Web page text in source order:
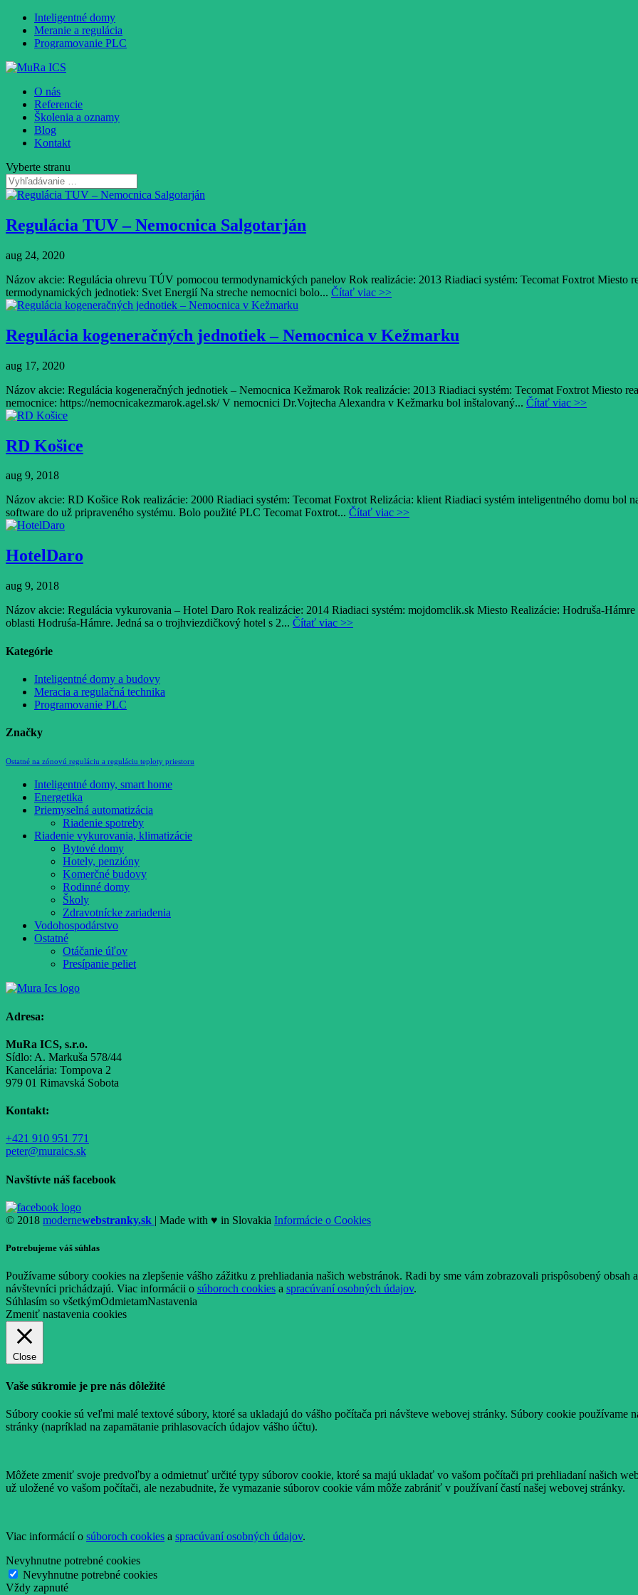
Inteligentné domy
Meranie a regulácia
Programovanie PLC
O nás
Referencie
Školenia a oznamy
Blog
Kontakt
Vyberte stranu
Regulácia TUV – Nemocnica Salgotarján
aug 24, 2020
Názov akcie: Regulácia ohrevu TÚV pomocou termodynamických panelov Rok realizácie: 2013 Riadiaci systém: Tecomat Foxtrot
termodynamických jednotiek: Svet Energií Na streche nemocnici bolo... Čítať viac >>
Regulácia kogeneračných jednotiek – Nemocnica v Kežmarku
aug 17, 2020
Názov akcie: Regulácia kogeneračných jednotiek – Nemocnica Kežmarok Rok realizácie: 2013 Riadiaci systém: Tecomat Foxtrot Miesto
nemocnice: https://nemocnicakezmarok.agel.sk/ V nemocnici Dr.Vojtecha Alexandra v Kežmarku bol inštalovaný... Čítať viac >>
RD Košice
aug 9, 2018
Názov akcie: RD Košice Rok realizácie: 2000 Riadiaci systém: Tecomat Foxtrot Relizácia: klient Riadiaci systém inteligentného domu bol
software do už pripraveného systému. Bolo použité PLC Tecomat Foxtrot... Čítať viac >>
HotelDaro
aug 9, 2018
Názov akcie: Regulácia vykurovania – Hotel Daro Rok realizácie: 2014 Riadiaci systém: mojdomclik.sk Miesto Realizácie: Hodruša-
oblasti Hodruśa-Hámre. Jedná sa o trojhviezdičkový hotel s 2... Čítať viac >>
Kategórie
Inteligentné domy a budovy
Meracia a regulačná technika
Programovanie PLC
Značky
Ostatné na zónovú reguláciu a reguláciu teploty priestoru
Inteligentné domy, smart home
Energetika
Priemyselná automatizácia
Riadenie spotreby
Riadenie vykurovania, klimatizácie
Bytové domy
Hotely, penzióny
Komerčné budovy
Rodinné domy
Školy
Zdravotnícke zariadenia
Vodohospodárstvo
Ostatné
Otáčanie úľov
Presípanie peliet
Adresa:
MuRa ICS, s.r.o.
Sídlo: A. Markuša 578/44
Kancelária: Tompova 2
979 01 Rimavská Sobota
Kontakt:
+421 910 951 771
peter@muraics.sk
Navštívte náš facebook
© 2018 modernewebstranky.sk | Made with ♥ in Slovakia Informácie o Cookies
Potrebujeme váš súhlas
Používame súbory cookies na zlepšenie vášho zážitku z prehliadania našich webstránok. Radi by sme vám zobrazovali prispôsobený
návštevníci prichádzajú. Viac informácii o súboroch cookies a spracúvaní osobných údajov.
Súhlasím so všetkýmOdmietamNastavenia
Zmeniť nastavenia cookies
Close
Vaše súkromie je pre nás dôležité
Súbory cookie sú veľmi malé textové súbory, ktoré sa ukladajú do vášho počítača pri návšteve webovej stránky. Súbory cookie používame
stránky (napríklad na zapamätanie prihlasovacích údajov vášho účtu).
Môžete zmeniť svoje predvoľby a odmietnuť určité typy súborov cookie, ktoré sa majú ukladať vo vašom počítači pri prehliadaní našich
už uložené vo vašom počítači, ale nezabudnite, že vymazanie súborov cookie vám môže zabrániť v používaní častí našej webovej stránky.
Viac informácií o súboroch cookies a spracúvaní osobných údajov.
Nevyhnutne potrebné cookies
Nevyhnutne potrebné cookies
Vždy zapnuté